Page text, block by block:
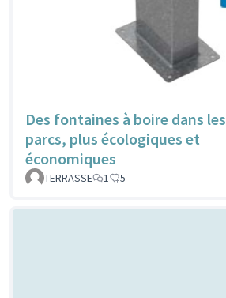
Des fontaines à boire dans les
parcs, plus écologiques et
économiques
TERRASSE 1 5